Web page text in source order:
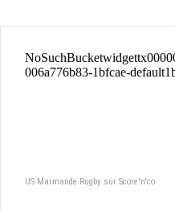
US Marmande Rugby sur Score'n'co